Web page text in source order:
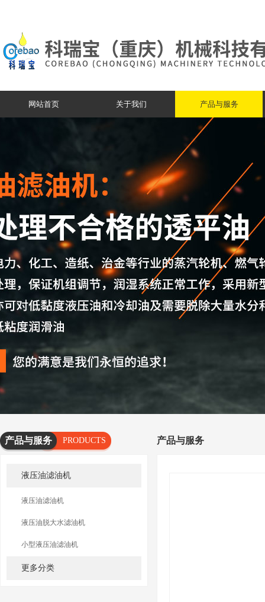
网站首页 关于我们 产品与服务
产品与服务
PRODUCTS
SERVICES
液压油滤油机
液压油滤油机
液压油脱大水滤油机
小型液压油滤油机
更多分类
产品与服务